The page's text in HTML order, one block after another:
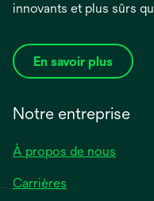
innovants et plus sûrs
En savoir plus
Notre entreprise
À propos de nous
Carrières